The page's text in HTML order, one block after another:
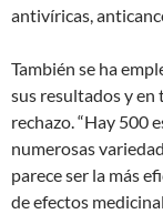
antivíricas,
También se ha
sus resultados y
rechazo. “Hay 500
numerosas
parece ser la más
de efectos